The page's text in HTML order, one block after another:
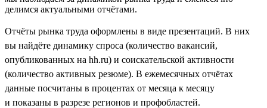
делимся актуальными отчётами.
Отчёты рынка труда оформлены в виде презентаций. В них
вы найдёте динамику спроса (количество вакансий,
опубликованных на hh.ru) и соискательской активности
(количество активных резюме). В ежемесячных отчётах
данные посчитаны в процентах от месяца к месяцу
и показаны в разрезе регионов и профобластей.